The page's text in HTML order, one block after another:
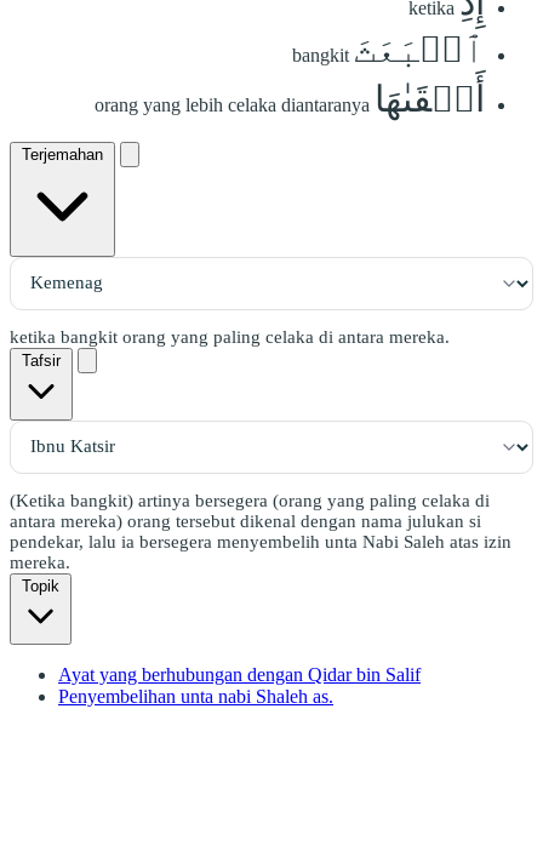
ketika
ٱنۢبَعَثَ bangkit
أَشۡقَىٰهَا orang yang lebih celaka diantaranya
Terjemahan
ketika bangkit orang yang paling celaka di antara mereka.
Tafsir
(Ketika bangkit) artinya bersegera (orang yang paling celaka di
antara mereka) orang tersebut dikenal dengan nama julukan si
pendekar, lalu ia bersegera menyembelih unta Nabi Saleh atas izin
mereka.
Topik
Ayat yang berhubungan dengan Qidar bin Salif
Penyembelihan unta nabi Shaleh as.